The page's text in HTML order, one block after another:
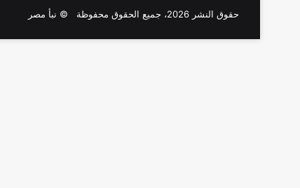
حقوق النشر 2026، جميع الحقوق محفوظة © نبأ مصر